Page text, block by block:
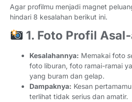
Agar profilmu menjadi magnet
hindari 8 kesalahan berikut ini.
1. Foto Profil
Kesalahannya: Memakai foto
foto liburan, foto ramai-ramai
yang buram dan gelap.
Dampaknya: Kesan
terlihat tidak serius dan amatir.